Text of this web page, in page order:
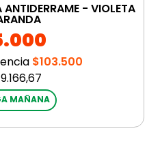
- VIOLETA
$103.500
MAÑANA